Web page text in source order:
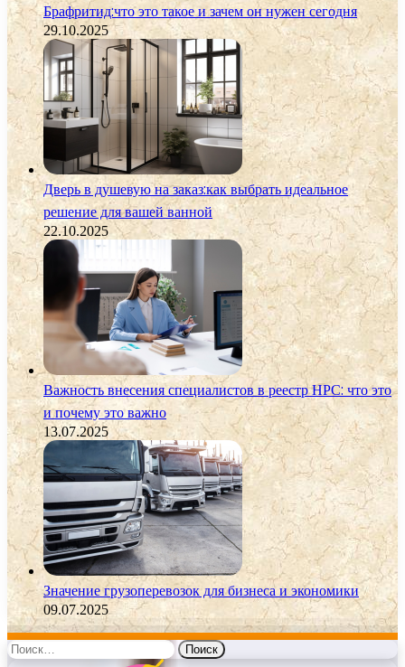
Брафритид:что это такое и зачем он нужен сегодня
29.10.2025
Дверь в душевую на заказ:как выбрать идеальное
решение для вашей ванной
22.10.2025
Важность внесения специалистов в реестр НРС: что это
и почему это важно
13.07.2025
Значение грузоперевозок для бизнеса и экономики
09.07.2025
Найти: